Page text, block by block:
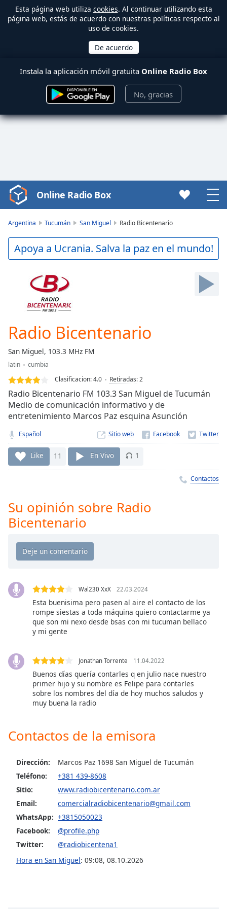
Esta página web utiliza cookies. Al continuar utilizando esta
página web, estás de acuerdo con nuestras políticas respecto al
uso de cookies.
Instala la aplicación móvil gratuita Online Radio Box
No, gracias
Video
Player
Play
Video
Backward
Current
Time0:00
Duration
Loaded:
0.00%
Stream
TypeLIVE
Seek to
currently
behind
liveLIVE
Remaining
Time-
Playback
Rate
Chapters
descriptions
selected
subtitles
settings,
opens
subtitles
settings
off,
Track
in-
modal
Online Radio Box
Argentina Tucumán San Miguel Radio Bicentenario
Apoya a Ucrania. Salva la paz en el mundo!
Radio Bicentenario
San Miguel, 103.3 MHz FM
latin
cumbia
Clasificacion:4.0 Retiradas:2
Radio Bicentenario FM 103.3 San Miguel de Tucumán
Medio de comunicación informativo y de
entretenimiento Marcos Paz esquina Asunción
Español Sitio web
Like 11 En Vivo 1
Contactos
Su opinión sobre Radio
Bicentenario
Wal230 XxX 22.03.2024
Esta buenisima pero pasen al aire el contacto de los
rompe siestas a toda máquina quiero contactarme ya
que son mi nexo desde bsas con mi tucuman bellaco
y mi gente
Jonathan Torrente 11.04.2022
Buenos días quería contarles q en julio nace nuestro
primer hijo y su nombre es Felipe para contarles
sobre los nombres del día de hoy muchos saludos y
muy buena la radio
Contactos de la emisora
Dirección:
Marcos Paz 1698 San Miguel de Tucumán
Teléfono:
+381 439-8608
Sitio:
www.radiobicentenario.com.ar
Email:
comercialradiobicentenario@gmail.com
WhatsApp: +3815050023
Facebook:
@profile.php
Twitter:
@radiobicentena1
Hora en San Miguel: 09:08, 08.10.2026